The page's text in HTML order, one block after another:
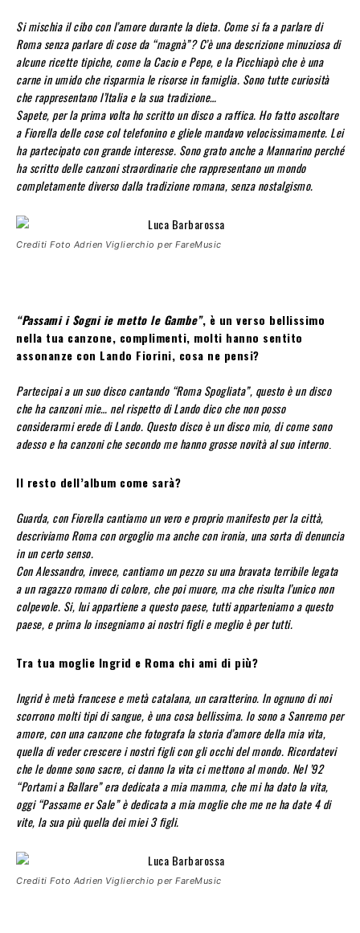
Si mischia il cibo con l’amore durante la dieta. Come si fa a parlare di
Roma senza parlare di cose da “magnà”? C’è una descrizione minuziosa di
alcune ricette tipiche, come la Cacio e Pepe, e la Picchiapò che è una
carne in umido che risparmia le risorse in famiglia. Sono tutte curiosità
che rappresentano l’Italia e la sua tradizione…
Sapete, per la prima volta ho scritto un disco a raffica. Ho fatto ascoltare
a Fiorella delle cose col telefonino e gliele mandavo velocissimamente. Lei
ha partecipato con grande interesse. Sono grato anche a Mannarino perché
ha scritto delle canzoni straordinarie che rappresentano un mondo
completamente diverso dalla tradizione romana, senza nostalgismo.
Crediti Foto Adrien Viglierchio per FareMusic
“Passami i Sogni ie metto le Gambe”, è un verso bellissimo
nella tua canzone, complimenti, molti hanno sentito
assonanze con Lando Fiorini, cosa ne pensi?
Partecipai a un suo disco cantando “Roma Spogliata”, questo è un disco
che ha canzoni mie… nel rispetto di Lando dico che non posso
considerarmi erede di Lando. Questo disco è un disco mio, di come sono
adesso e ha canzoni che secondo me hanno grosse novità al suo interno.
Il resto dell’album come sarà?
Guarda, con Fiorella cantiamo un vero e proprio manifesto per la città,
descriviamo Roma con orgoglio ma anche con ironia, una sorta di denuncia
in un certo senso.
Con Alessandro, invece, cantiamo un pezzo su una bravata terribile legata
a un ragazzo romano di colore, che poi muore, ma che risulta l’unico non
colpevole. Si, lui appartiene a questo paese, tutti apparteniamo a questo
paese, e prima lo insegniamo ai nostri figli e meglio è per tutti.
Tra tua moglie Ingrid e Roma chi ami di più?
Ingrid è metà francese e metà catalana, un caratterino. In ognuno di noi
scorrono molti tipi di sangue, è una cosa bellissima. Io sono a Sanremo per
amore, con una canzone che fotografa la storia d’amore della mia vita,
quella di veder crescere i nostri figli con gli occhi del mondo. Ricordatevi
che le donne sono sacre, ci danno la vita ci mettono al mondo. Nel ’92
“Portami a Ballare” era dedicata a mia mamma, che mi ha dato la vita,
oggi “Passame er Sale” è dedicata a mia moglie che me ne ha date 4 di
vite, la sua più quella dei miei 3 figli.
Crediti Foto Adrien Viglierchio per FareMusic